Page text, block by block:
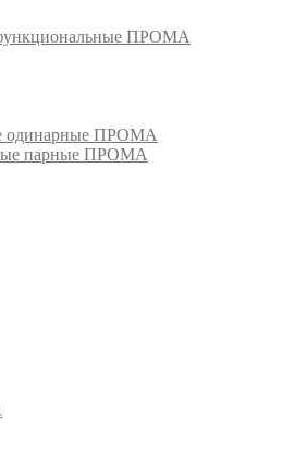
ПРОМА
одинарные ПРОМА
парные ПРОМА